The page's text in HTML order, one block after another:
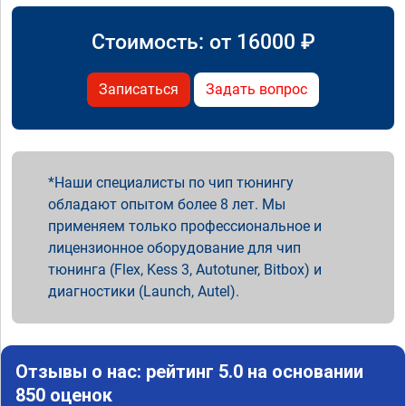
Стоимость: от 16000 ₽
Записаться Задать вопрос
Наши специалисты по чип тюнингу
обладают опытом более 8 лет. Мы
применяем только профессиональное и
лицензионное оборудование для чип
тюнинга (Flex, Kess 3, Autotuner, Bitbox) и
диагностики (Launch, Autel).
Отзывы о нас: рейтинг 5.0 на основании
850 оценок